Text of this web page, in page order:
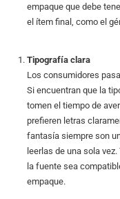
empaque que debe
el ítem final, como el
Tipografía clara
Los consumidores
Si encuentran que la
tomen el tiempo de
prefieren letras
fantasía siempre son
leerlas de una sola
la fuente sea
empaque.